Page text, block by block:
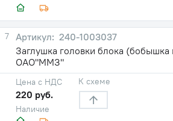
7
240-1003037
Заглушка головки блока (бобышка
ОАО"ММЗ"
Наличие
Цена с НДС
220 руб.
К схеме